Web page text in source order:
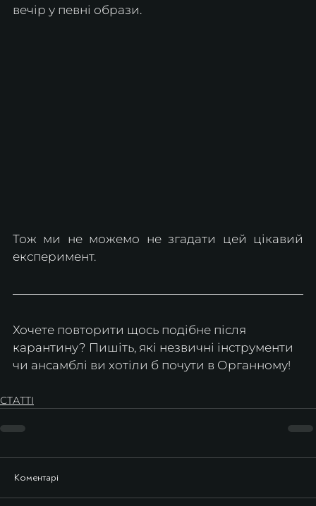
вечір у певні образи.
Тож ми не можемо не згадати цей цікавий
експеримент.
Хочете повторити щось подібне після
карантину? Пишіть, які незвичні інструменти
чи ансамблі ви хотіли б почути в Органному!
СТАТТІ
Коментарі